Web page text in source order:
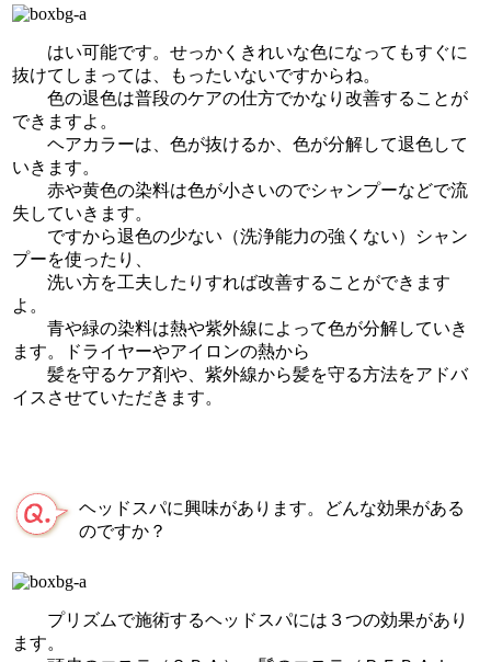
はい可能です。せっかくきれいな色になってもすぐに
抜けてしまっては、もったいないですからね。
色の退色は普段のケアの仕方でかなり改善することが
できますよ。
ヘアカラーは、色が抜けるか、色が分解して退色して
いきます。
赤や黄色の染料は色が小さいのでシャンプーなどで流
失していきます。
ですから退色の少ない（洗浄能力の強くない）シャン
プーを使ったり、
洗い方を工夫したりすれば改善することができます
よ。
青や緑の染料は熱や紫外線によって色が分解していき
ます。ドライヤーやアイロンの熱から
髪を守るケア剤や、紫外線から髪を守る方法をアドバ
イスさせていただきます。
ヘッドスパに興味があります。どんな効果がある
のですか？
プリズムで施術するヘッドスパには３つの効果があり
ます。